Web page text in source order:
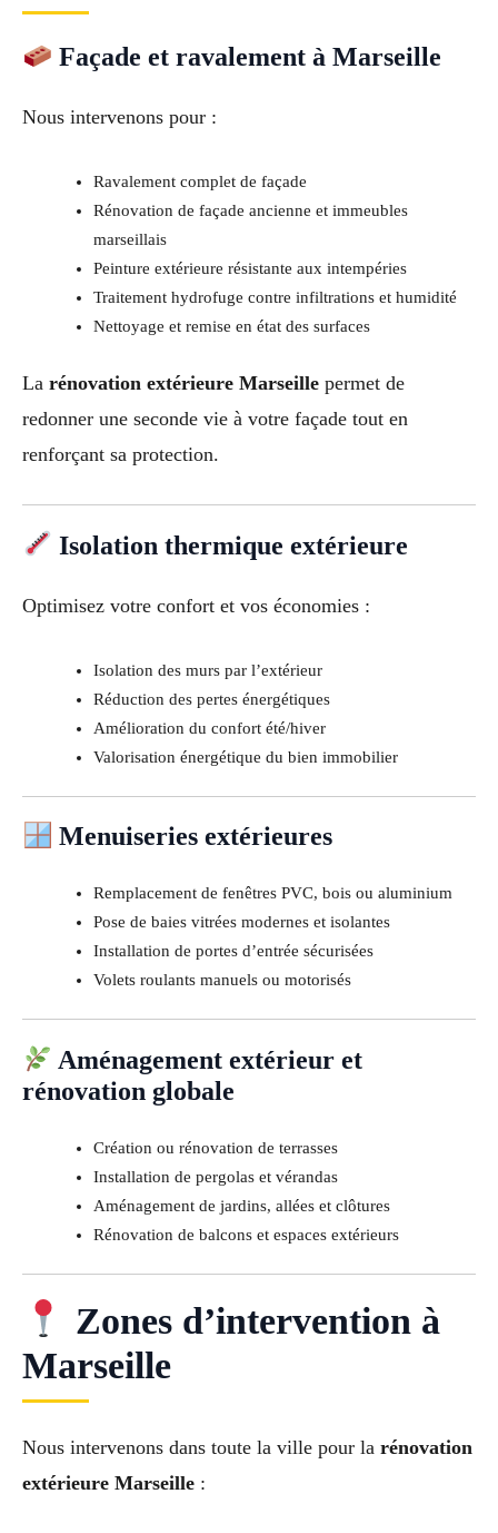
Façade et ravalement à Marseille
Nous intervenons pour :
Ravalement complet de façade
Rénovation de façade ancienne et immeubles
marseillais
Peinture extérieure résistante aux intempéries
Traitement hydrofuge contre infiltrations et humidité
Nettoyage et remise en état des surfaces
La rénovation extérieure Marseille permet de
redonner une seconde vie à votre façade tout en
renforçant sa protection.
Isolation thermique extérieure
Optimisez votre confort et vos économies :
Isolation des murs par l’extérieur
Réduction des pertes énergétiques
Amélioration du confort été/hiver
Valorisation énergétique du bien immobilier
Menuiseries extérieures
Remplacement de fenêtres PVC, bois ou aluminium
Pose de baies vitrées modernes et isolantes
Installation de portes d’entrée sécurisées
Volets roulants manuels ou motorisés
Aménagement extérieur et
rénovation globale
Création ou rénovation de terrasses
Installation de pergolas et vérandas
Aménagement de jardins, allées et clôtures
Rénovation de balcons et espaces extérieurs
Zones d’intervention à
Marseille
Nous intervenons dans toute la ville pour la rénovation
extérieure Marseille :